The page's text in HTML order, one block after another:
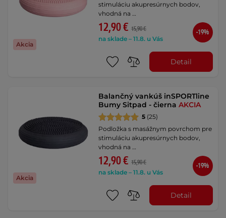
Akcia
stimuláciu akupresúrnych bodov,
vhodná na …
12,90 € 15,90 €
na sklade – 11.8. u Vás
-19%
Detail
Akcia
Balančný vankúš inSPORTline
Bumy Sitpad - čiernaAKCIA
5 (25)
Podložka s masážnym povrchom pre
stimuláciu akupresúrnych bodov,
vhodná na …
12,90 € 15,90 €
na sklade – 11.8. u Vás
-19%
Detail